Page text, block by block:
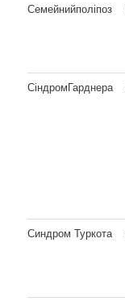
Семейнийполіпоз
СіндромГарднера
Синдром Туркота